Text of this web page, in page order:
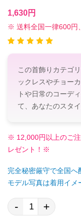
1,630円
※ 送料全国一律600円
この首飾りカテゴ
ックレスやチョー
トや日常のコーデ
て、あなたのスタ
※ 12,000円以上のご
レゼント！※
完全秘密厳守で全国へ
モデル写真は着用イメ
- +